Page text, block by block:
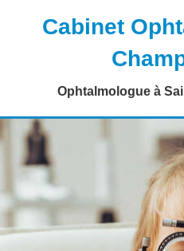
Cabinet
Ophtalmologue à